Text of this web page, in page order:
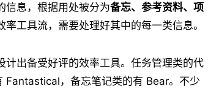
信息，根据用处被分为备忘、参考资料、项
率工具流，需要处理好其中的每一类信息。
出备受好评的效率工具。任务管理类的代
Fantastical，备忘笔记类的有 Bear。不少